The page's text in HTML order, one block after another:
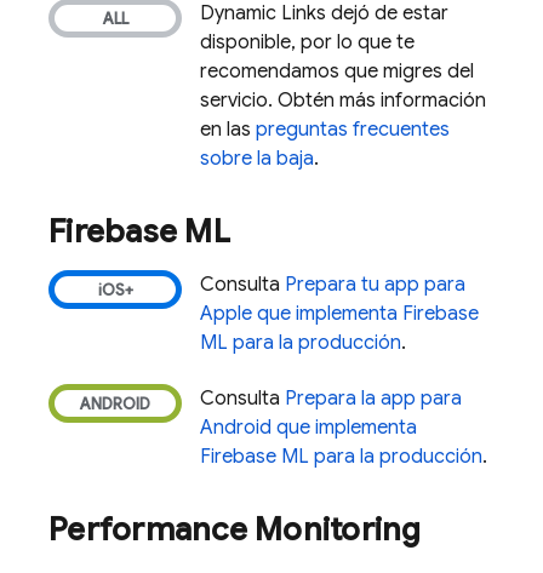
Dynamic Links dejó de estar
disponible, por lo que te
recomendamos que migres del
servicio. Obtén más información
en las preguntas frecuentes
sobre la baja.
Firebase ML
Consulta Prepara tu app para
Apple que implementa Firebase
ML para la producción.
Consulta Prepara la app para
Android que implementa
Firebase ML para la producción.
Performance Monitoring